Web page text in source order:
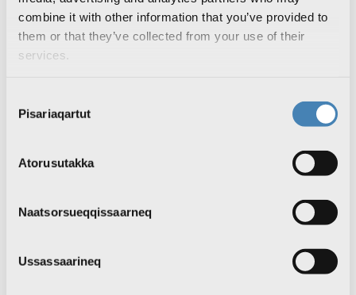
combine it with other information that you’ve provided to
them or that they’ve collected from your use of their
services.
Selection
Pisariaqartut
Atorusutakka
Naatsorsueqqissaarneq
Ussassaarineq
Nutaarsiassat atuakkit
Qanorooq nutaaneq isiginnaaruk
Radioaviisi nutaaneq tusarnaaruk
Inatsisartunut qinersineq #IQ2025
KNR2 isiginnaaruk
Radio
Radiokkut pilluaqqusineq
Inuttassarsiuussat